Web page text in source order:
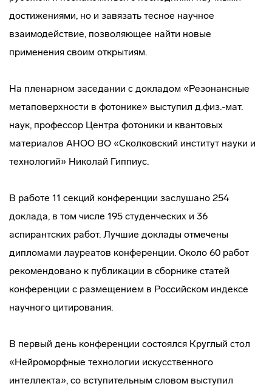
достижениями, но и завязать тесное научное
взаимодействие, позволяющее найти новые
применения своим открытиям.
На пленарном заседании с докладом «Резонансные
метаповерхности в фотонике» выступил д.физ.-мат.
наук, профессор Центра фотоники и квантовых
материалов АНОО ВО «Сколковский институт науки и
технологий» Николай Гиппиус.
В работе 11 секций конференции заслушано 254
доклада, в том числе 195 студенческих и 36
аспирантских работ. Лучшие доклады отмечены
дипломами лауреатов конференции. Около 60 работ
рекомендовано к публикации в сборнике статей
конференции с размещением в Российском индексе
научного цитирования.
В первый день конференции состоялся Круглый стол
«Нейроморфные технологии искусственного
интеллекта», со вступительным словом выступил